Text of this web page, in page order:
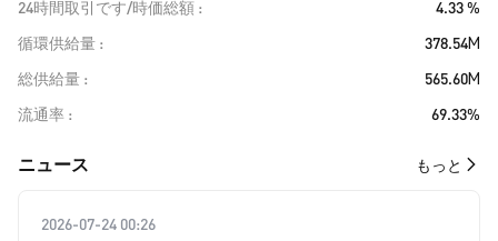
24時間取引です/時価総額
4.33 %
循環供給量
378.54M
総供給量
565.60M
流通率
69.33%
​​ニュース​​ もっと
2026-07-24 00:26